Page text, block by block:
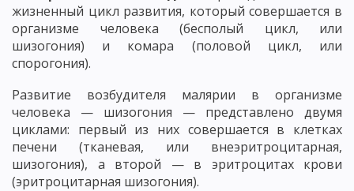
жизненный цикл развития, который совершается в
организме человека (бесполый цикл, или
шизогония) и комара (половой цикл, или
спорогония).
Развитие возбудителя малярии в организме
человека — шизогония — представлено двумя
циклами: первый из них совершается в клетках
печени (тканевая, или внеэритроцитарная,
шизогония), а второй — в эритроцитах крови
(эритроцитарная шизогония).